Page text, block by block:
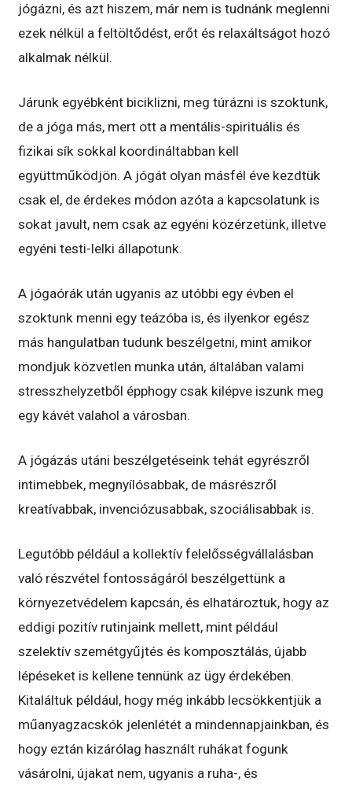
jógázni, és azt hiszem, már nem is tudnánk meglenni
ezek nélkül a feltöltődést, erőt és relaxáltságot hozó
alkalmak nélkül.
Járunk egyébként biciklizni, meg túrázni is szoktunk,
de a jóga más, mert ott a mentális-spirituális és
fizikai sík sokkal koordináltabban kell
együttműködjön. A jógát olyan másfél éve kezdtük
csak el, de érdekes módon azóta a kapcsolatunk is
sokat javult, nem csak az egyéni közérzetünk, illetve
egyéni testi-lelki állapotunk.
A jógaórák után ugyanis az utóbbi egy évben el
szoktunk menni egy teázóba is, és ilyenkor egész
más hangulatban tudunk beszélgetni, mint amikor
mondjuk közvetlen munka után, általában valami
stresszhelyzetből épphogy csak kilépve iszunk meg
egy kávét valahol a városban.
A jógázás utáni beszélgetéseink tehát egyrészről
intimebbek, megnyílósabbak, de másrészről
kreatívabbak, invenciózusabbak, szociálisabbak is.
Legutóbb például a kollektív felelősségvállalásban
való részvétel fontosságáról beszélgettünk a
környezetvédelem kapcsán, és elhatároztuk, hogy az
eddigi pozitív rutinjaink mellett, mint például
szelektív szemétgyűjtés és komposztálás, újabb
lépéseket is kellene tennünk az ügy érdekében.
Kitaláltuk például, hogy még inkább lecsökkentjük a
műanyagzacskók jelenlétét a mindennapjainkban, és
hogy eztán kizárólag használt ruhákat fogunk
vásárolni, újakat nem, ugyanis a ruha-, és